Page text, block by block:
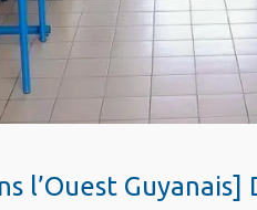
l’Ouest